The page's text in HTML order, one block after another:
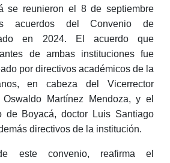
se reunieron el 8 de septiembre
acuerdos del Convenio de
en 2024. El acuerdo que
de ambas instituciones fue
por directivos académicos de la
en cabeza del Vicerrector
Martínez Mendoza, y el
de Boyacá, doctor Luis Santiago
directivos de la institución.
este convenio, reafirma el